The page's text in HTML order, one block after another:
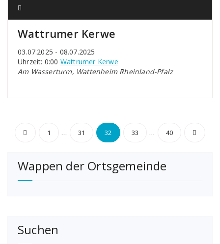
Wattrumer Kerwe
03.07.2025 - 08.07.2025
Uhrzeit: 0:00 Wattrumer Kerwe
Am Wasserturm, Wattenheim Rheinland-Pfalz
Seitennummerierung
Beiträge
1 … 31 32 33 … 40
Wappen der Ortsgemeinde
Suchen